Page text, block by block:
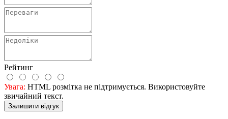
Рейтинг
Увага: HTML розмітка не підтримується. Використовуйте
звичайний текст.
Залишити відгук